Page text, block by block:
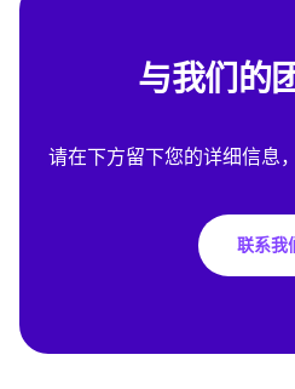
与我们的
请在下方留下您的详细信息
联系我